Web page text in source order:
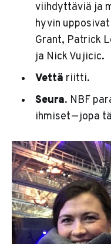
viihdyttäviä ja
hyvin
Grant, Patrick
ja Nick Vujicic.
Vettä riitti.
Seura. NBF
ihmiset — jopa